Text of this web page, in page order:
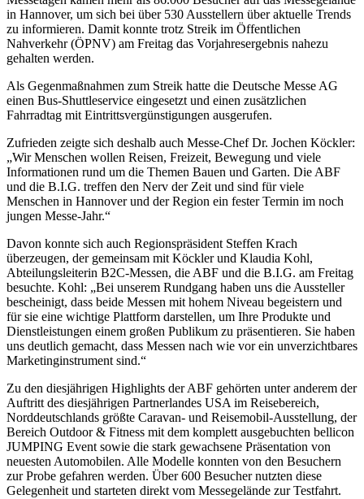
in Hannover, um sich bei über 530 Ausstellern über aktuelle Trends
zu informieren. Damit konnte trotz Streik im Öffentlichen
Nahverkehr (ÖPNV) am Freitag das Vorjahresergebnis nahezu
gehalten werden.
Als Gegenmaßnahmen zum Streik hatte die Deutsche Messe AG
einen Bus-Shuttleservice eingesetzt und einen zusätzlichen
Fahrradtag mit Eintrittsvergünstigungen ausgerufen.
Zufrieden zeigte sich deshalb auch Messe-Chef Dr. Jochen Köckler:
„Wir Menschen wollen Reisen, Freizeit, Bewegung und viele
Informationen rund um die Themen Bauen und Garten. Die ABF
und die B.I.G. treffen den Nerv der Zeit und sind für viele
Menschen in Hannover und der Region ein fester Termin im noch
jungen Messe-Jahr.“
Davon konnte sich auch Regionspräsident Steffen Krach
überzeugen, der gemeinsam mit Köckler und Klaudia Kohl,
Abteilungsleiterin B2C-Messen, die ABF und die B.I.G. am Freitag
besuchte. Kohl: „Bei unserem Rundgang haben uns die Aussteller
bescheinigt, dass beide Messen mit hohem Niveau begeistern und
für sie eine wichtige Plattform darstellen, um Ihre Produkte und
Dienstleistungen einem großen Publikum zu präsentieren. Sie haben
uns deutlich gemacht, dass Messen nach wie vor ein unverzichtbares
Marketinginstrument sind.“
Zu den diesjährigen Highlights der ABF gehörten unter anderem der
Auftritt des diesjährigen Partnerlandes USA im Reisebereich,
Norddeutschlands größte Caravan- und Reisemobil-Ausstellung, der
Bereich Outdoor & Fitness mit dem komplett ausgebuchten bellicon
JUMPING Event sowie die stark gewachsene Präsentation von
neuesten Automobilen. Alle Modelle konnten von den Besuchern
zur Probe gefahren werden. Über 600 Besucher nutzten diese
Gelegenheit und starteten direkt vom Messegelände zur Testfahrt.